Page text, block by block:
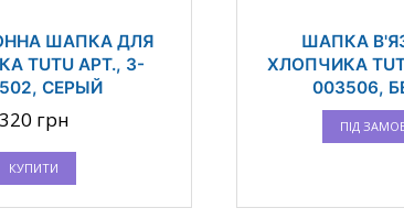
ШАПКА ДЛЯ
TUTU АРТ., 3-
СЕРЫЙ
320 грн
КУПИТИ
ШАПКА
ХЛОПЧИКА
003506,
ПІД